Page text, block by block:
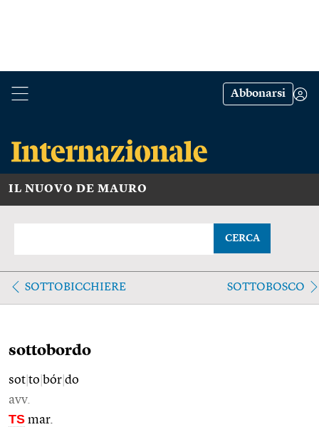
Abbonarsi
IL NUOVO DE MAURO
CERCA
SOTTOBICCHIERE SOTTOBOSCO
sottobordo
sot to bór do
avv.
TS mar.